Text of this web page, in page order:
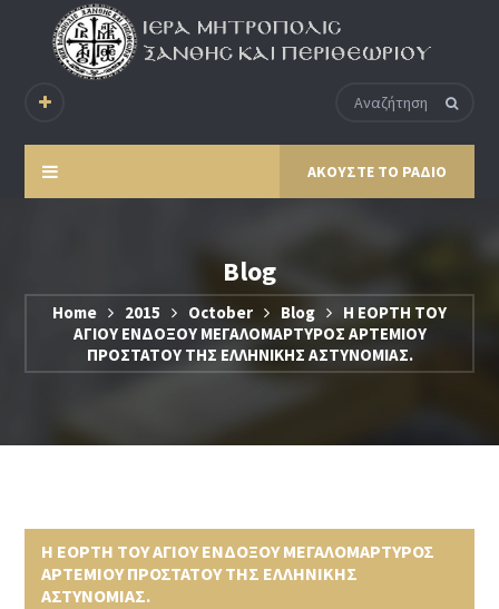
ΑΚΟΥΣΤΕ ΤΟ ΡΑΔΙΟ
Blog
Home 2015 October Blog
Η ΕΟΡΤΗ ΤΟΥ
ΑΓΙΟΥ ΕΝΔΟΞΟΥ ΜΕΓΑΛΟΜΑΡΤΥΡΟΣ ΑΡΤΕΜΙΟΥ
ΠΡΟΣΤΑΤΟΥ ΤΗΣ ΕΛΛΗΝΙΚΗΣ ΑΣΤΥΝΟΜΙΑΣ.
Η ΕΟΡΤΗ ΤΟΥ ΑΓΙΟΥ ΕΝΔΟΞΟΥ ΜΕΓΑΛΟΜΑΡΤΥΡΟΣ
ΑΡΤΕΜΙΟΥ ΠΡΟΣΤΑΤΟΥ ΤΗΣ ΕΛΛΗΝΙΚΗΣ
ΑΣΤΥΝΟΜΙΑΣ.